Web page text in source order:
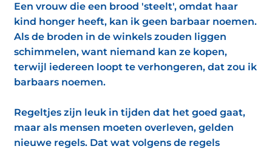
Een vrouw die een brood 'steelt', omdat haar
kind honger heeft, kan ik geen barbaar noemen.
Als de broden in de winkels zouden liggen
schimmelen, want niemand kan ze kopen,
terwijl iedereen loopt te verhongeren, dat zou ik
barbaars noemen.
Regeltjes zijn leuk in tijden dat het goed gaat,
maar als mensen moeten overleven, gelden
nieuwe regels. Dat wat volgens de regels